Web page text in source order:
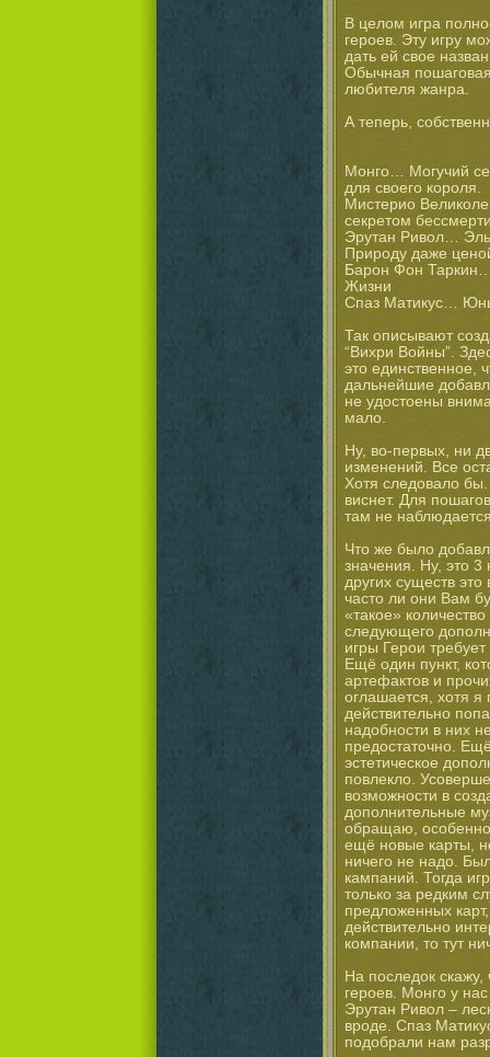
В целом игра
героев. Эту игру
дать ей свое
Обычная
любителя жанра.
А теперь,
Монго… Могучий
для своего короля.
Мистерио
секретом
Эрутан Ривол…
Природу даже
Барон Фон
Жизни
Спаз Матикус…
Так описывают
“Вихри Войны”.
это единственное,
дальнейшие
не удостоены
мало.
Ну, во-первых, ни
изменений. Все
Хотя следовало
виснет. Для
там не
Что же было
значения. Ну, это 3
других существ
часто ли они Вам
«такое»
следующего
игры Герои
Ещё один пункт,
артефактов и
оглашается, хотя
действительно
надобности в них
предостаточно.
эстетическое
повлекло.
возможности в
дополнительные
обращаю,
ещё новые карты,
ничего не надо.
кампаний. Тогда
только за редким
предложенных
действительно
компании, то тут
На последок
героев. Монго у
Эрутан Ривол –
вроде. Спаз
подобрали нам